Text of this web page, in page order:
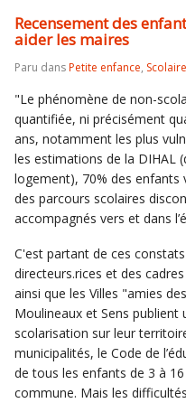
Recensement des
aider les maires
Paru dansPetite enfance, Scolaire
"Le phénomène de non-
quantifiée, ni précisément
ans, notamment les plus
les estimations de la DIHAL
logement), 70% des enfants
des parcours scolaires
accompagnés vers et dans
C'est partant de ces constats
directeurs.rices et des
ainsi que les Villes "amies
Moulineaux et Sens
scolarisation sur leur
municipalités, le Code de
de tous les enfants de 3 à
commune. Mais les